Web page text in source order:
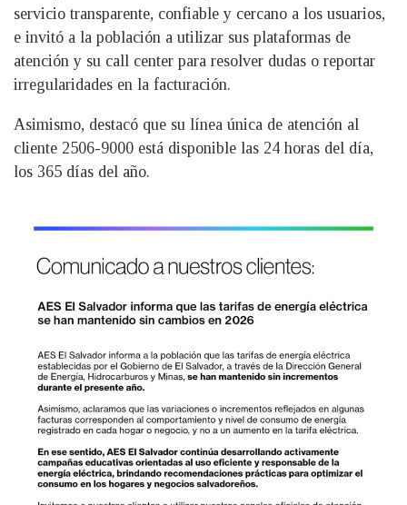
servicio transparente, confiable y cercano a los usuarios,
e invitó a la población a utilizar sus plataformas de
atención y su call center para resolver dudas o reportar
irregularidades en la facturación.
Asimismo, destacó que su línea única de atención al
cliente 2506-9000 está disponible las 24 horas del día,
los 365 días del año.